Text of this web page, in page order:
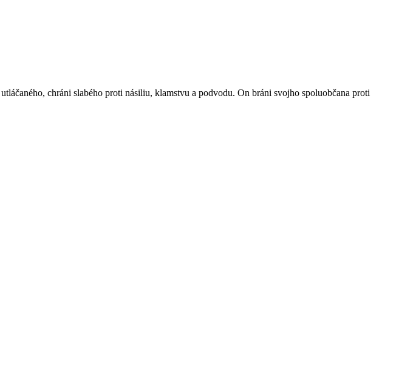
chráni slabého proti násiliu, klamstvu a podvodu. On bráni svojho spoluobčana proti